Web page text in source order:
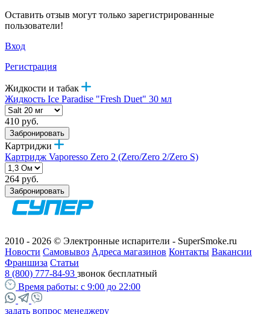
Оставить отзыв могут только зарегистрированные
пользователи!
Вход
Регистрация
Жидкости и табак
Жидкость Ice Paradise "Fresh Duet" 30 мл
410 руб.
Забронировать
Картриджи
Картридж Vaporesso Zero 2 (Zero/Zero 2/Zero S)
264 руб.
Забронировать
2010 - 2026 © Электронные испарители - SuperSmoke.ru
Новости Самовывоз Адреса магазинов Контакты Вакансии
Франшиза Статьи
8 (800) 777-84-93 звонок бесплатный
Время работы: с 9:00 до 22:00
задать вопрос менеджеру